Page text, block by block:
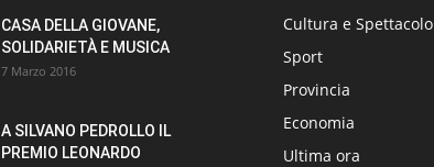
CASA DELLA GIOVANE,
SOLIDARIETÀ E MUSICA
7 Marzo 2016
A SILVANO PEDROLLO IL
PREMIO LEONARDO
Cultura e Spettacolo
Sport
Provincia
Economia
Ultima ora